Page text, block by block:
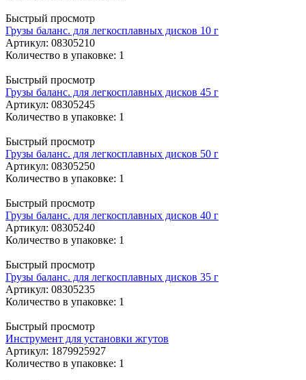
Быстрый просмотр
Грузы баланс. для легкосплавных дисков 10 г
Артикул: 08305210
Количество в упаковке: 1
Быстрый просмотр
Грузы баланс. для легкосплавных дисков 45 г
Артикул: 08305245
Количество в упаковке: 1
Быстрый просмотр
Грузы баланс. для легкосплавных дисков 50 г
Артикул: 08305250
Количество в упаковке: 1
Быстрый просмотр
Грузы баланс. для легкосплавных дисков 40 г
Артикул: 08305240
Количество в упаковке: 1
Быстрый просмотр
Грузы баланс. для легкосплавных дисков 35 г
Артикул: 08305235
Количество в упаковке: 1
Быстрый просмотр
Инструмент для установки жгутов
Артикул: 1879925927
Количество в упаковке: 1